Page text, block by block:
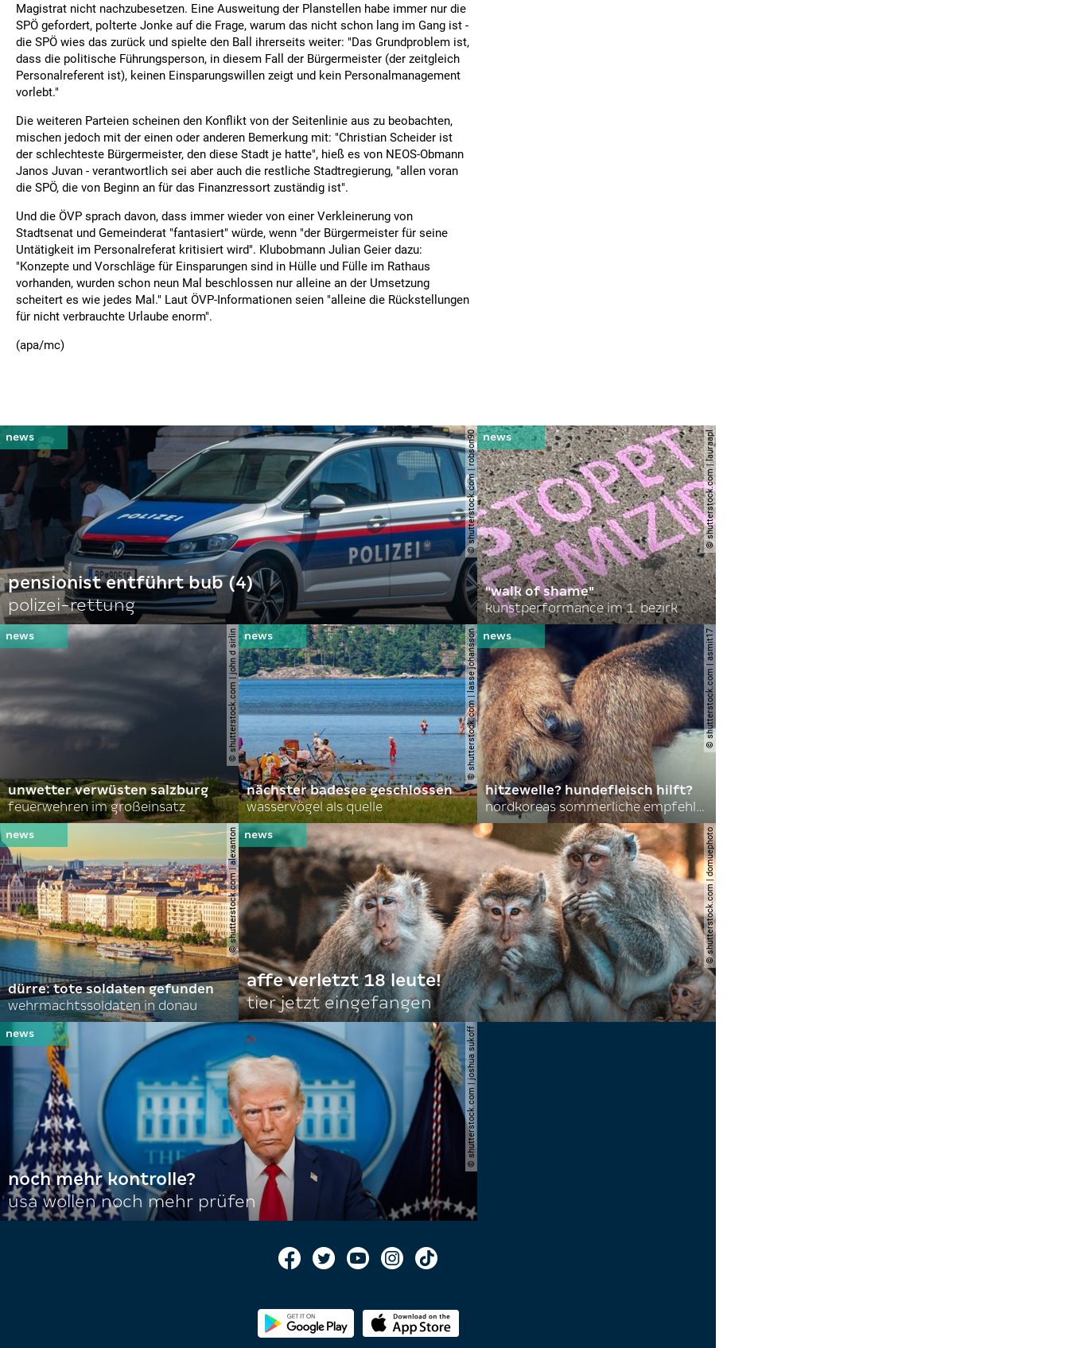
Magistrat nicht nachzubesetzen. Eine Ausweitung der Planstellen habe immer nur die
SPÖ gefordert, polterte Jonke auf die Frage, warum das nicht schon lang im Gang ist -
die SPÖ wies das zurück und spielte den Ball ihrerseits weiter: "Das Grundproblem ist,
dass die politische Führungsperson, in diesem Fall der Bürgermeister (der zeitgleich
Personalreferent ist), keinen Einsparungswillen zeigt und kein Personalmanagement
vorlebt."
Die weiteren Parteien scheinen den Konflikt von der Seitenlinie aus zu beobachten,
mischen jedoch mit der einen oder anderen Bemerkung mit: "Christian Scheider ist
der schlechteste Bürgermeister, den diese Stadt je hatte", hieß es von NEOS-Obmann
Janos Juvan - verantwortlich sei aber auch die restliche Stadtregierung, "allen voran
die SPÖ, die von Beginn an für das Finanzressort zuständig ist".
Und die ÖVP sprach davon, dass immer wieder von einer Verkleinerung von
Stadtsenat und Gemeinderat "fantasiert" würde, wenn "der Bürgermeister für seine
Untätigkeit im Personalreferat kritisiert wird". Klubobmann Julian Geier dazu:
"Konzepte und Vorschläge für Einsparungen sind in Hülle und Fülle im Rathaus
vorhanden, wurden schon neun Mal beschlossen nur alleine an der Umsetzung
scheitert es wie jedes Mal." Laut ÖVP-Informationen seien "alleine die Rückstellungen
für nicht verbrauchte Urlaube enorm".
(apa/mc)
© shutterstock.com | robson90
pensionist entführt bub (4)
polizei-rettung
© shutterstock.com | lauraapl
"walk of shame"
kunstperformance im 1. bezirk
© shutterstock.com | john d sirlin
unwetter verwüsten salzburg
feuerwehren im großeinsatz
© shutterstock.com | lasse johansson
nächster badesee geschlossen
wasservögel als quelle
© shutterstock.com | asmit17
hitzewelle? hundefleisch hilft?
nordkoreas sommerliche empfehlungen
© shutterstock.com | alexanton
dürre: tote soldaten gefunden
wehrmachtssoldaten in donau
© shutterstock.com | domuephoto
affe verletzt 18 leute!
tier jetzt eingefangen
© shutterstock.com | joshua sukoff
noch mehr kontrolle?
usa wollen noch mehr prüfen